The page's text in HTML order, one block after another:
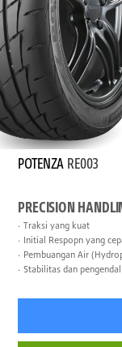
POTENZA RE003
PRECISION
Traksi yang kuat
Initial Respopn yang
Pembuangan Air
Stabilitas dan